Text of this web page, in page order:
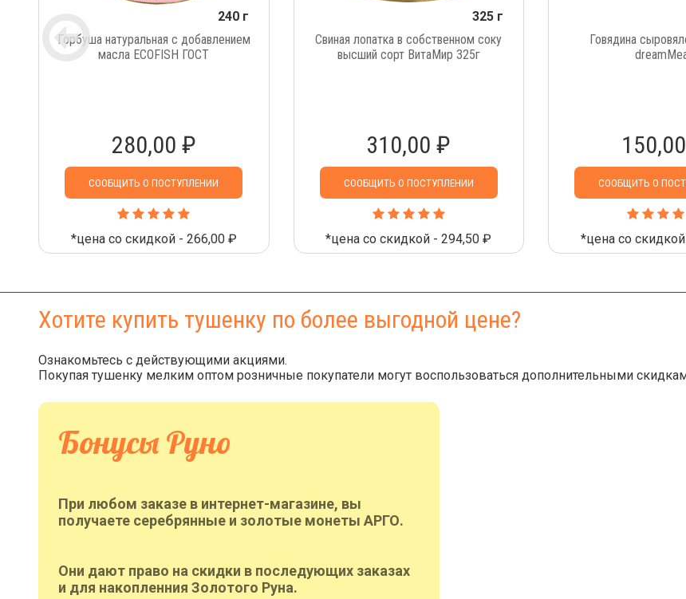
240 г
Горбуша натуральная с добавлением
масла ECOFISH ГОСТ
280,00 ₽
СООБЩИТЬ О ПОСТУПЛЕНИИ
*цена со скидкой - 266,00 ₽
325 г
Свиная лопатка в собственном соку
высший сорт ВитаМир 325г
310,00 ₽
СООБЩИТЬ О ПОСТУПЛЕНИИ
*цена со скидкой - 294,50 ₽
Говядина
СООБЩИТЬ О
*цена со
Хотите купить тушенку по более выгодной цене?
Ознакомьтесь с действующими акциями.
Покупая тушенку мелким оптом розничные покупатели могут воспользоваться дополнительными
Бонусы Руно
При любом заказе в интернет-магазине, вы
получаете серебрянные и золотые монеты АРГО.
Они дают право на скидки в последующих заказах
и для накопленния Золотого Руна.